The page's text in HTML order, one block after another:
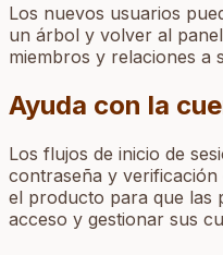
Los nuevos usuarios
un árbol y volver al
miembros y relaciones a
Ayuda con la
Los flujos de inicio de
contraseña y verificación
el producto para que las
acceso y gestionar sus